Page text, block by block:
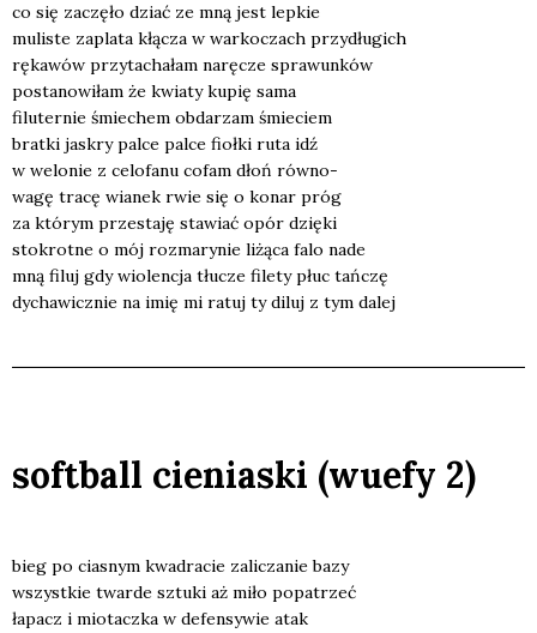
co się zaczę­ło dziać ze mną jest lep­kie
muli­ste zapla­ta kłą­cza w war­ko­czach przy­dłu­gich
ręka­wów przy­ta­cha­łam narę­cze spra­wun­ków
posta­no­wi­łam że kwia­ty kupię sama
filu­ter­nie śmie­chem obda­rzam śmie­ciem
brat­ki jaskry pal­ce pal­ce fioł­ki ruta idź
w welo­nie z celo­fa­nu cofam dłoń rów­no-
wagę tra­cę wia­nek rwie się o konar próg
za któ­rym prze­sta­ję sta­wiać opór dzię­ki
sto­krot­ne o mój roz­ma­ry­nie liżą­ca falo nade
mną filuj gdy wio­len­cja tłu­cze file­ty płuc tań­czę
dycha­wicz­nie na imię mi ratuj ty diluj z tym dalej
softball cieniaski (wuefy 2)
bieg po cia­snym kwa­dra­cie zali­cza­nie bazy
wszyst­kie twar­de sztu­ki aż miło popa­trzeć
łapacz i mio­tacz­ka w defen­sy­wie atak